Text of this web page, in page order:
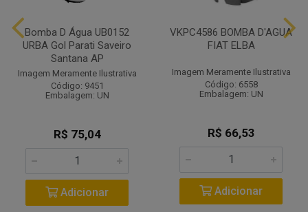
Bomba D Água UB0152
URBA Gol Parati Saveiro
Santana AP
Imagem Meramente Ilustrativa
Código: 9451
Embalagem: UN
R$ 75,04
Adicionar
VKPC4586 BOMBA D'AGUA
FIAT ELBA
Imagem Meramente Ilustrativa
Código: 6558
Embalagem: UN
R$ 66,53
Adicionar